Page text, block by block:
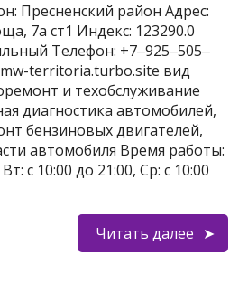
Пресненский район Адрес:
7а ст1 Индекс: 123290.0
Телефон: +7‒925‒505‒
territoria.turbo.site вид
и техобслуживание
диагностика автомобилей,
бензиновых двигателей,
автомобиля Время работы:
с 10:00 до 21:00, Ср: с 10:00
Читать далее